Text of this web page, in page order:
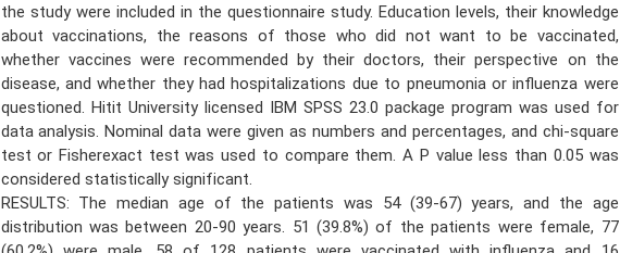
the study were included in the questionnaire study. Education levels, their knowledge
about vaccinations, the reasons of those who did not want to be vaccinated,
whether vaccines were recommended by their doctors, their perspective on the
disease, and whether they had hospitalizations due to pneumonia or influenza were
questioned. Hitit University licensed IBM SPSS 23.0 package program was used for
data analysis. Nominal data were given as numbers and percentages, and chi-square
test or Fisherexact test was used to compare them. A P value less than 0.05 was
considered statistically significant.
RESULTS: The median age of the patients was 54 (39-67) years, and the age
distribution was between 20-90 years. 51 (39.8%) of the patients were female, 77